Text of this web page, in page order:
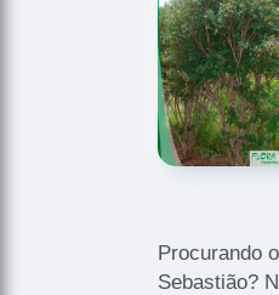
Procurando
Sebastião?